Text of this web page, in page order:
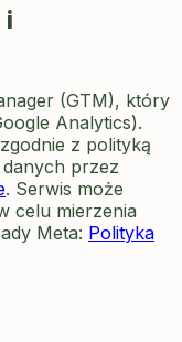
i
(GTM), który
Analytics).
z polityką
przez
. Serwis może
celu mierzenia
Meta: Polityka